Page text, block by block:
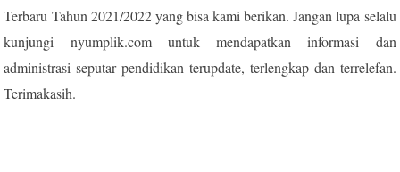
Terbaru Tahun 2021/2022 yang bisa kami berikan. Jangan lupa selalu
kunjungi nyumplik.com untuk mendapatkan informasi dan
administrasi seputar pendidikan terupdate, terlengkap dan terrelefan.
Terimakasih.